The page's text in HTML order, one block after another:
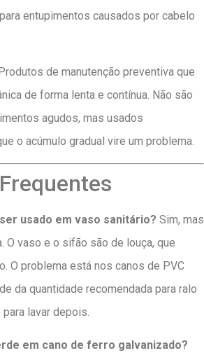
entupimentos causados por cabelo
Produtos de manutenção preventiva que
de forma lenta e contínua. Não são
agudos, mas usados
o acúmulo gradual vire um problema.
usado em vaso sanitário? Sim, mas
O vaso e o sifão são de louça, que
O problema está nos canos de PVC
da quantidade recomendada para ralo
lavar depois.
em cano de ferro galvanizado?